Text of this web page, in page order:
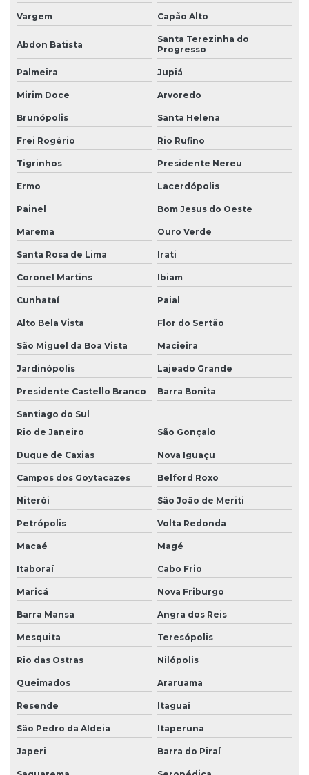
Vargem Capão Alto
Abdon Batista
Santa Terezinha do
Progresso
Palmeira Jupiá
Mirim Doce Arvoredo
Brunópolis Santa Helena
Frei Rogério Rio Rufino
Tigrinhos Presidente Nereu
Ermo Lacerdópolis
Painel Bom Jesus do Oeste
Marema Ouro Verde
Santa Rosa de Lima Irati
Coronel Martins Ibiam
Cunhataí Paial
Alto Bela Vista Flor do Sertão
São Miguel da Boa Vista Macieira
Jardinópolis Lajeado Grande
Presidente Castello Branco Barra Bonita
Santiago do Sul
Rio de Janeiro
São Gonçalo
Duque de Caxias Nova Iguaçu
Campos dos Goytacazes Belford Roxo
Niterói São João de Meriti
Petrópolis Volta Redonda
Macaé Magé
Itaboraí Cabo Frio
Maricá Nova Friburgo
Barra Mansa Angra dos Reis
Mesquita Teresópolis
Rio das Ostras Nilópolis
Queimados Araruama
Resende Itaguaí
São Pedro da Aldeia Itaperuna
Japeri Barra do Piraí